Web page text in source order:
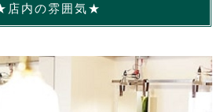
店内の雰囲気★